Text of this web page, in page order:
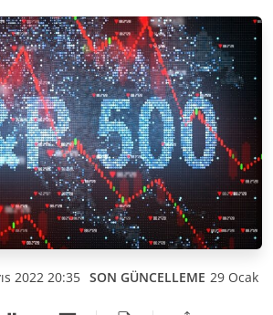
2022 20:35 SON GÜNCELLEME 29 Ocak